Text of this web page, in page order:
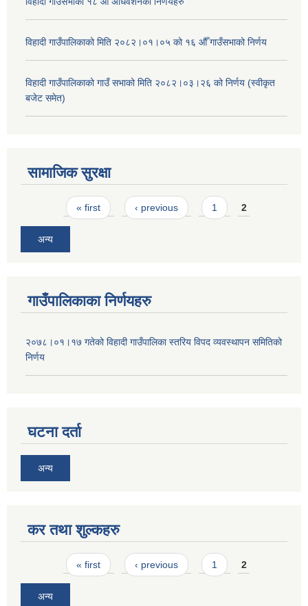
विहादी गाउँपालिकाको मिति २०८२।०१।०५ को १६ औँ गाउँसभाको निर्णय
विहादी गाउँपालिकाको गाउँ सभाको मिति २०८२।०३।२६ को निर्णय (स्वीकृत
बजेट समेत)
सामाजिक सुरक्षा
Pages« first ‹ previous 1 2
अन्य
गाउँपालिकाका निर्णयहरु
२०७८।०१।१७ गतेको विहादी गाउँपालिका स्तरिय विपद व्यवस्थापन समितिको
निर्णय
घटना दर्ता
अन्य
कर तथा शुल्कहरु
Pages« first ‹ previous 1 2
अन्य